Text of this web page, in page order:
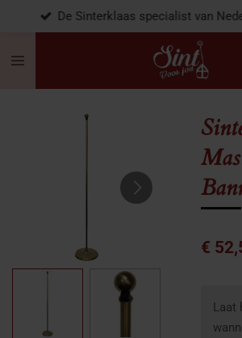
naar
De Sinterklaas specialist van
€
Laat